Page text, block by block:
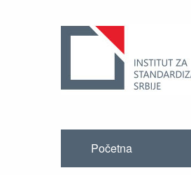
Početna